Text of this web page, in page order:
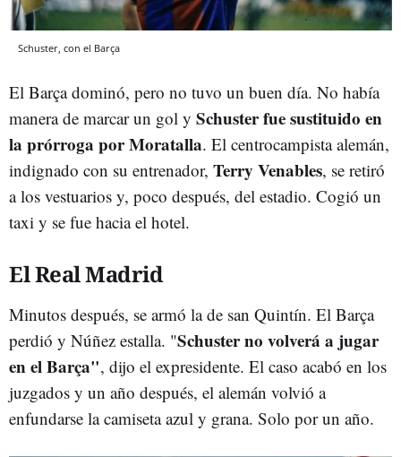
Schuster, con el Barça
El Barça dominó, pero no tuvo un buen día. No había
manera de marcar un gol y Schuster fue sustituido en
la prórroga por Moratalla. El centrocampista alemán,
indignado con su entrenador, Terry Venables, se retiró
a los vestuarios y, poco después, del estadio. Cogió un
taxi y se fue hacia el hotel.
El Real Madrid
Minutos después, se armó la de san Quintín. El Barça
perdió y Núñez estalla. "Schuster no volverá a jugar
en el Barça", dijo el expresidente. El caso acabó en los
juzgados y un año después, el alemán volvió a
enfundarse la camiseta azul y grana. Solo por un año.